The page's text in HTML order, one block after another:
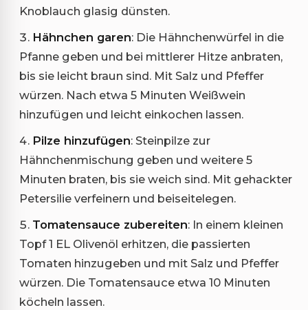
Knoblauch glasig dünsten.
Hähnchen garen: Die Hähnchenwürfel in die
Pfanne geben und bei mittlerer Hitze anbraten,
bis sie leicht braun sind. Mit Salz und Pfeffer
würzen. Nach etwa 5 Minuten Weißwein
hinzufügen und leicht einkochen lassen.
Pilze hinzufügen: Steinpilze zur
Hähnchenmischung geben und weitere 5
Minuten braten, bis sie weich sind. Mit gehackter
Petersilie verfeinern und beiseitelegen.
Tomatensauce zubereiten: In einem kleinen
Topf 1 EL Olivenöl erhitzen, die passierten
Tomaten hinzugeben und mit Salz und Pfeffer
würzen. Die Tomatensauce etwa 10 Minuten
köcheln lassen.